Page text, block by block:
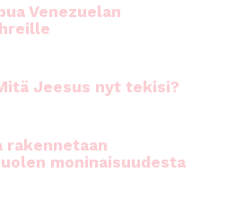
Venezuelan
Jeesus nyt tekisi?
rakennetaan
moninaisuudesta